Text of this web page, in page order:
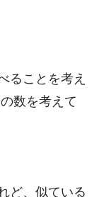
ることを考え
数を考えて
ど、似ている